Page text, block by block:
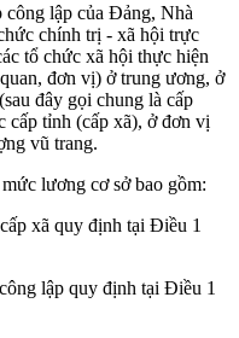
công lập của Đảng, Nhà
chính trị - xã hội trực
tổ chức xã hội thực hiện
đơn vị) ở trung ương, ở
đây gọi chung là cấp
cấp tỉnh (cấp xã), ở đơn vị
vũ trang.
lương cơ sở bao gồm:
xã quy định tại Điều 1
lập quy định tại Điều 1